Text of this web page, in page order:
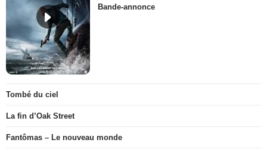
Bande-annonce
Tombé du ciel
La fin d’Oak Street
Fantômas – Le nouveau monde